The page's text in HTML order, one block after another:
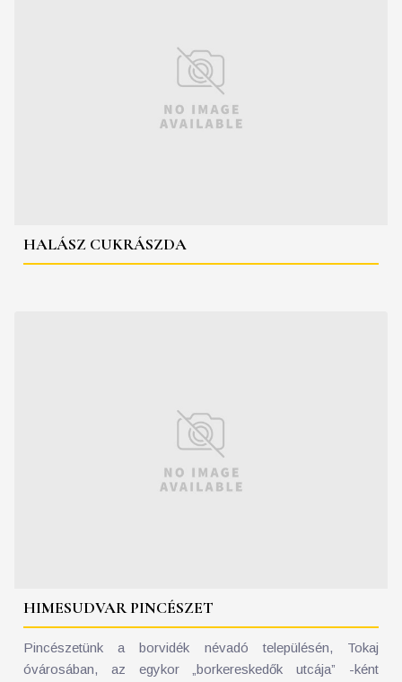
HALÁSZ CUKRÁSZDA
HIMESUDVAR PINCÉSZET
Pincészetünk a borvidék névadó településén, Tokaj
óvárosában, az egykor „borkereskedők utcája” -ként